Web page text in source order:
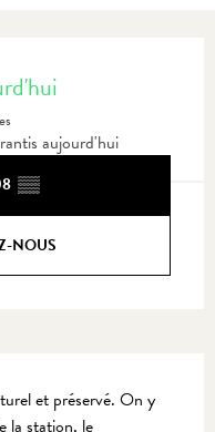
aujourd'hui
▒▒
NOUS
et préservé. On y
la station, le